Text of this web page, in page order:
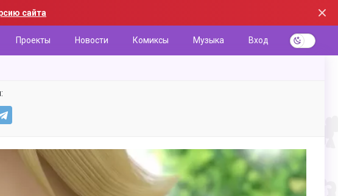
сайта
Проекты Новости Комиксы Музыка Вход